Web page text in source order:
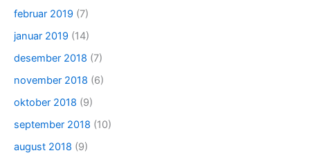
februar 2019 (7)
januar 2019 (14)
desember 2018 (7)
november 2018 (6)
oktober 2018 (9)
september 2018 (10)
august 2018 (9)